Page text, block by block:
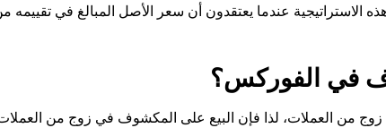
الاستراتيجية عندما يعتقدون أن سعر الأصل المبالغ في
في الفوركس؟
من العملات، لذا فإن البيع على المكشوف في زوج من